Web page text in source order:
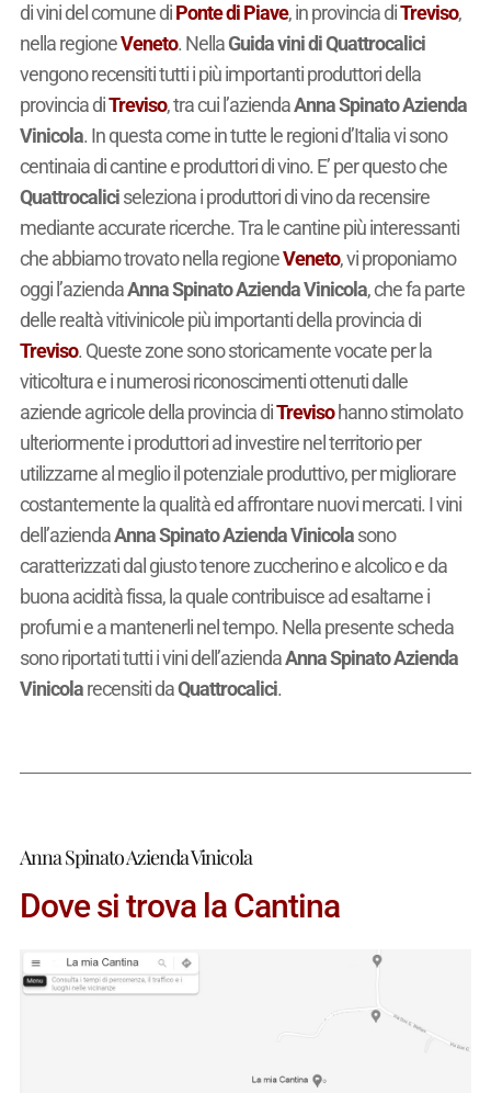
di vini del comune diPonte di Piave, in provincia diTreviso,
nella regioneVeneto. NellaGuida vini di Quattrocalici
vengono recensiti tutti i più importanti produttori della
provincia diTreviso, tra cui l’aziendaAnna Spinato Azienda
Vinicola. In questa come in tutte le regioni d’Italia vi sono
centinaia di cantine e produttori di vino. E’ per questo che
Quattrocaliciseleziona i produttori di vino da recensire
mediante accurate ricerche. Tra le cantine più interessanti
che abbiamo trovato nella regioneVeneto, vi proponiamo
oggi l’aziendaAnna Spinato Azienda Vinicola, che fa parte
delle realtà vitivinicole più importanti della provincia di
Treviso. Queste zone sono storicamente vocate per la
viticoltura e i numerosi riconoscimenti ottenuti dalle
aziende agricole della provincia diTrevisohanno stimolato
ulteriormente i produttori ad investire nel territorio per
utilizzarne al meglio il potenziale produttivo, per migliorare
costantemente la qualità ed affrontare nuovi mercati. I vini
dell’aziendaAnna Spinato Azienda Vinicolasono
caratterizzati dal giusto tenore zuccherino e alcolico e da
buona acidità fissa, la quale contribuisce ad esaltarne i
profumi e a mantenerli nel tempo. Nella presente scheda
sono riportati tutti i vini dell’aziendaAnna Spinato Azienda
Vinicolarecensiti daQuattrocalici.
Anna Spinato Azienda Vinicola
Dove si trova la Cantina